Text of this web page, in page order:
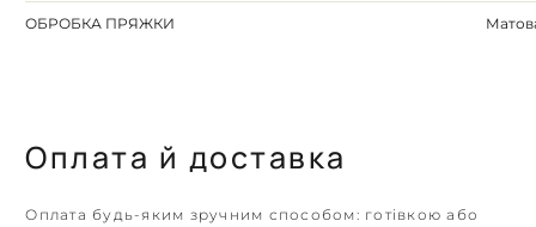
ОБРОБКА ПРЯЖКИ
Оплата й доставка
Оплата будь-яким зручним способом: готівкою або